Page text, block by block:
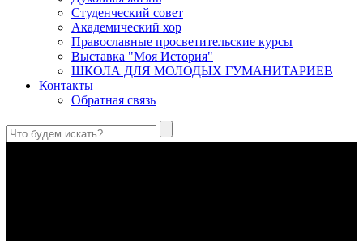
Студенческий совет
Академический хор
Православные просветительские курсы
Выставка "Моя История"
ШКОЛА ДЛЯ МОЛОДЫХ ГУМАНИТАРИЕВ
Контакты
Обратная связь